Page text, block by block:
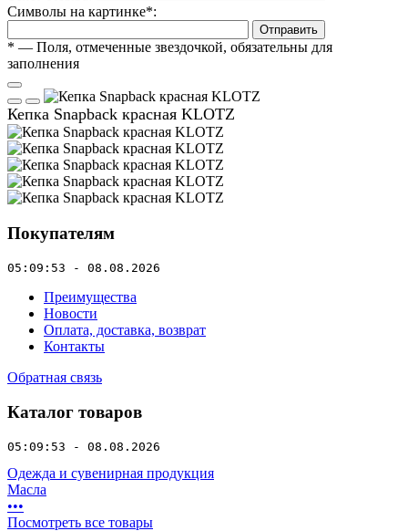
Символы на картинке*:
Отправить
* — Поля, отмеченные звездочкой, обязательны для
заполнения
Кепка Snapback красная KLOTZ
Покупателям
05:09:53 - 08.08.2026
Преимущества
Новости
Оплата, доставка, возврат
Контакты
Обратная связь
Каталог товаров
05:09:53 - 08.08.2026
Одежда и сувенирная продукция
Масла
•••
Посмотреть все товары